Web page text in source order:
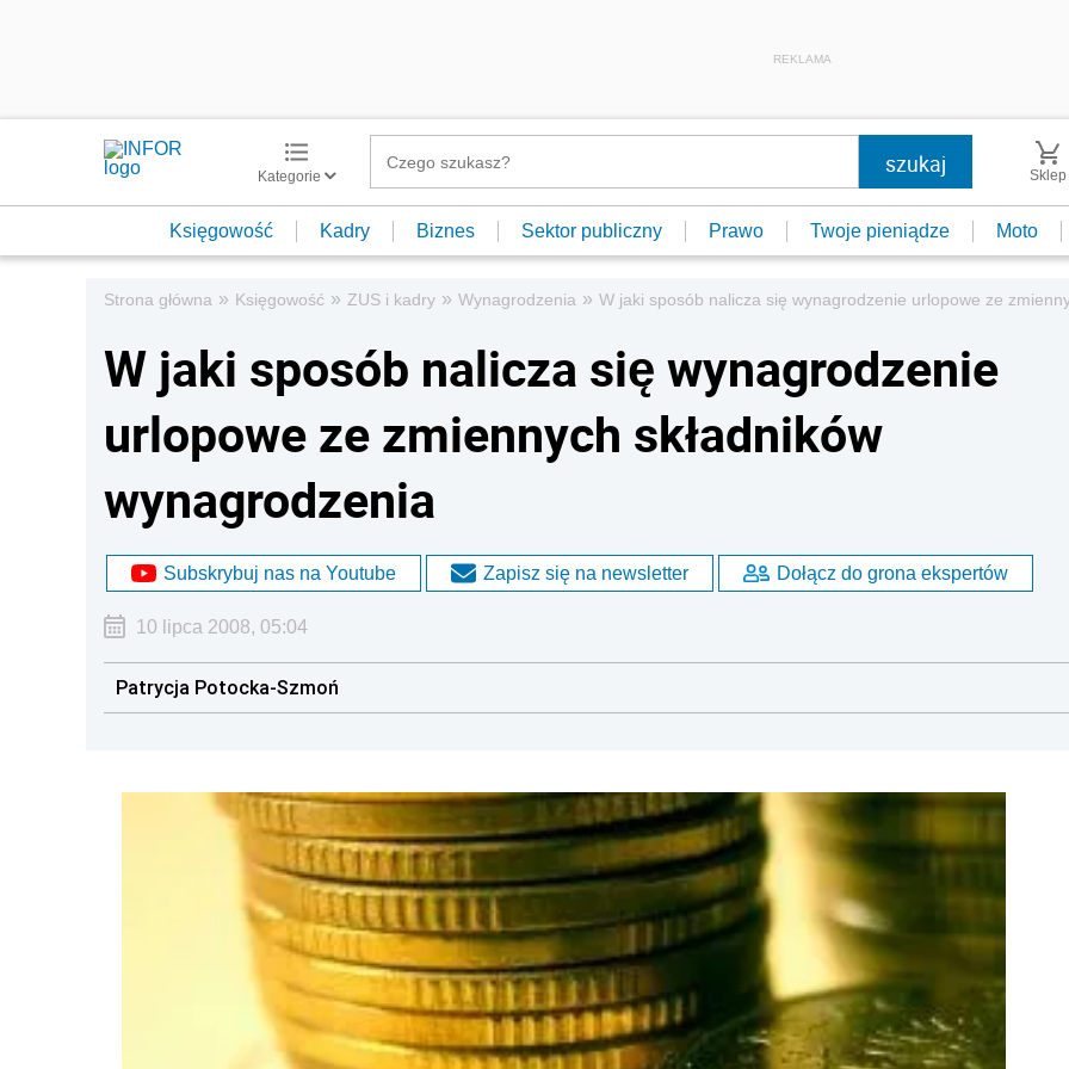
REKLAMA
Kategorie Sklep
Księgowość Kadry Biznes Sektor publiczny Prawo Twoje pieniądze Moto
Strona główna » Księgowość » ZUS i kadry » Wynagrodzenia » W jaki sposób nalicza się wynagrodzenie urlopowe ze
W jaki sposób nalicza się wynagrodzenie
urlopowe ze zmiennych składników
wynagrodzenia
Subskrybuj nas na Youtube Zapisz się na newsletter Dołącz do grona ekspertów
10 lipca 2008, 05:04
Patrycja Potocka-Szmoń